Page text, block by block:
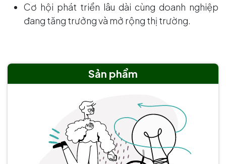
Cơ hội phát triển lâu dài cùng doanh nghiệp
đang tăng trưởng và mở rộng thị trường.
Sản phẩm